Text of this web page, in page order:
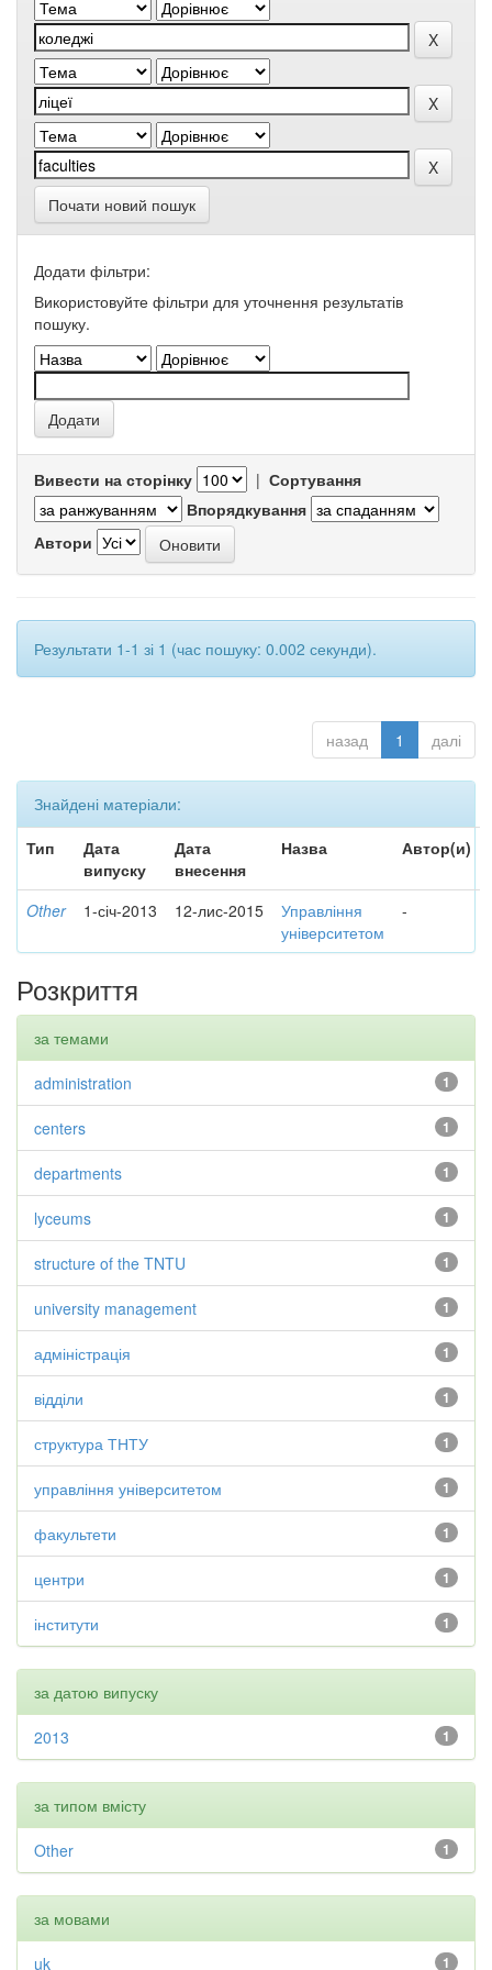
Почати новий пошук
Додати фільтри:
Використовуйте фільтри для уточнення результатів
пошуку.
Вивести на сторінку | Сортування
Впорядкування
Автори
Результати 1-1 зі 1 (час пошуку: 0.002 секунди).
назад 1 далі
Знайдені матеріали:
Тип
Дата
випуску
Дата
внесення
Назва Автор(и)
Other 1-січ-2013 12-лис-2015
Управління
університетом
-
Розкриття
за темами
1
administration
1
centers
1
departments
1
lyceums
1
structure of the TNTU
1
university management
1
адміністрація
1
відділи
1
структура ТНТУ
1
управління університетом
1
факультети
1
центри
1
інститути
за датою випуску
1
2013
за типом вмісту
1
Other
за мовами
1
uk